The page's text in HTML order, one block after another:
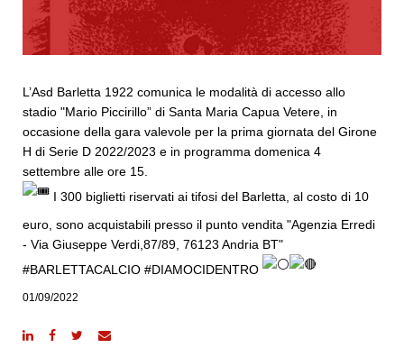
L’Asd Barletta 1922 comunica le modalità di accesso allo
stadio "Mario Piccirillo” di Santa Maria Capua Vetere, in
occasione della gara valevole per la prima giornata del Girone
H di Serie D 2022/2023 e in programma domenica 4
settembre alle ore 15.
I 300 biglietti riservati ai tifosi del Barletta, al costo di 10
euro, sono acquistabili presso il punto vendita "Agenzia Erredi
- Via Giuseppe Verdi,87/89, 76123 Andria BT"
#BARLETTACALCIO #DIAMOCIDENTRO
01/09/2022